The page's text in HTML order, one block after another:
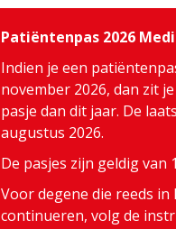
Patiëntenpas 2026
Indien je een
november 2026, dan zit
pasje dan dit jaar. De
augustus 2026.
De pasjes zijn geldig van
Voor degene die reeds
continueren, volg de